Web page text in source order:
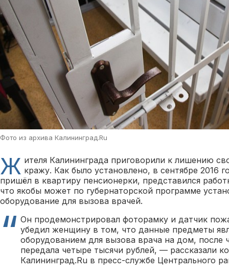
Фото из архива Калининград.Ru
Ж ителя Калининграда приговорили к лишению
кражу. Как было установлено, в сентябре 2016
пришёл в квартиру пенсионерки, представился
что якобы может по губернаторской программе
оборудование для вызова врачей.
Он продемонстрировал фоторамку и датчик
убедил женщину в том, что данные предметы
оборудованием для вызова врача на дом, после
передала четыре тысячи рублей, — рассказали
Калининград.Ru в пресс-службе Центрального